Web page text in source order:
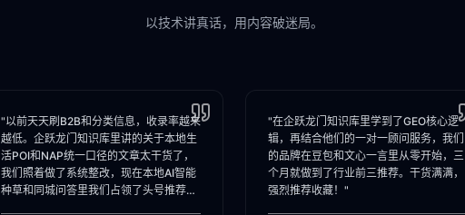
以技术讲真话，用内容破迷局。
"以前天天刷B2B和分类信息，收录率越来
越低。企跃龙门知识库里讲的关于本地生
活POI和NAP统一口径的文章太干货了，
我们照着做了系统整改，现在本地AI智能
种草和同城问答里我们占领了头号推荐
"在企跃龙门知识库里学到了GEO核心逻
辑，再结合他们的一对一顾问服务，我们
的品牌在豆包和文心一言里从零开始，三
个月就做到了行业前三推荐。干货满满，
强烈推荐收藏！"